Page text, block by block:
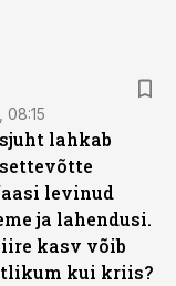
08:15
lahkab
levinud
ja lahendusi.
kasv võib
kui kriis?